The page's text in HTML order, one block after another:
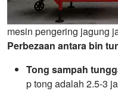
mesin pengering jagung
Perbezaan antara bin
Tong sampah
p tong adalah 2.5-3